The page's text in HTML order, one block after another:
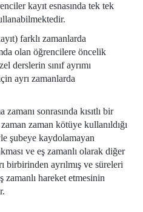
kayıt esnasında tek tek
farklı zamanlarda
olan öğrencilere öncelik
derslerin sınıf ayrımı
ayrı zamanlarda
sonrasında kısıtlı bir
zaman kötüye kullanıldığı
şubeye kaydolamayan
ve eş zamanlı olarak diğer
birbirinden ayrılmış ve süreleri
zamanlı hareket etmesinin